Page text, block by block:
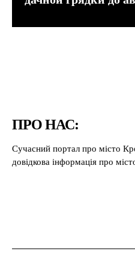
ПРО НАС:
Сучасний портал про місто
довідкова інформація про